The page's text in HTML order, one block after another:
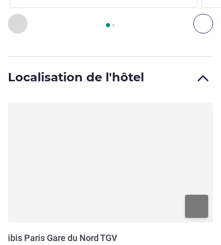
Précédent - Chambre
Page , Chambre 1 : Chambre Standard avec 1 lit
Localisation de l'hôtel
ibis Paris Gare du Nord TGV